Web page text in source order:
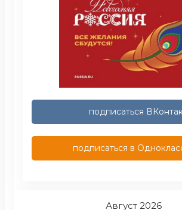
подписаться
подписаться в
Август 2026